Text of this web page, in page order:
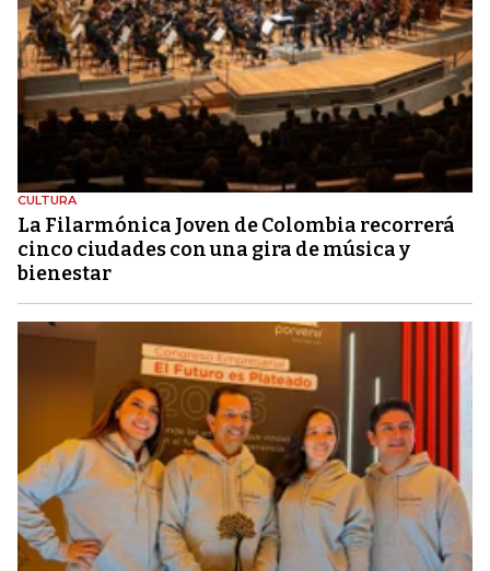
CULTURA
La Filarmónica Joven de Colombia recorrerá
cinco ciudades con una gira de música y
bienestar